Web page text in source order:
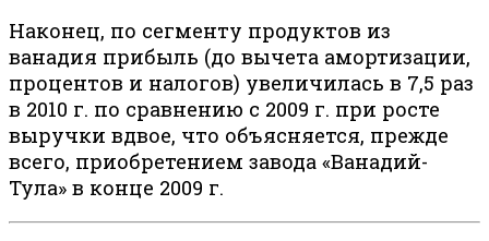
Наконец, по сегменту продуктов из
ванадия прибыль (до вычета амортизации,
процентов и налогов) увеличилась в 7,5 раз
в 2010 г. по сравнению с 2009 г. при росте
выручки вдвое, что объясняется, прежде
всего, приобретением завода «Ванадий-
Тула» в конце 2009 г.